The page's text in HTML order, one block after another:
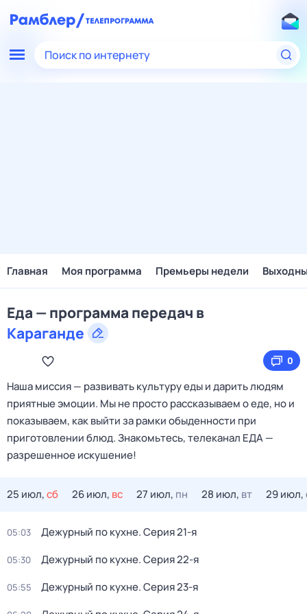
Поиск по интернету
Главная Моя программа Премьеры недели
Еда — программа передач в
Караганде
0
Наша миссия — развивать культуру еды и дарить людям
приятные эмоции. Мы не просто рассказываем о еде, но и
показываем, как выйти за рамки обыденности при
приготовлении блюд. Знакомьтесь, телеканал ЕДА —
разрешенное искушение!
25 июл,сб 26 июл, вс 27 июл, пн 28 июл, вт 29 июл,
05:03 Дежурный по кухне. Серия 21-я
05:30 Дежурный по кухне. Серия 22-я
05:55 Дежурный по кухне. Серия 23-я